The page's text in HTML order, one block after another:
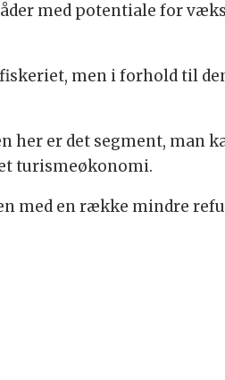
med potentiale for
men i forhold til
her er det segment, man
turismeøkonomi.
med en række mindre